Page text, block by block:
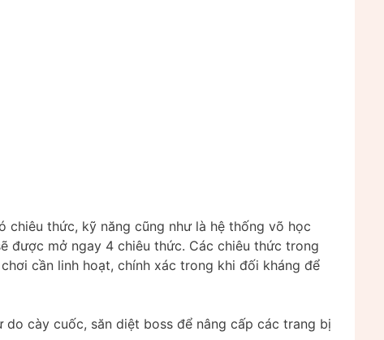
chiêu thức, kỹ năng cũng như là hệ thống võ học
được mở ngay 4 chiêu thức. Các chiêu thức trong
cần linh hoạt, chính xác trong khi đối kháng để
cày cuốc, săn diệt boss để nâng cấp các trang bị